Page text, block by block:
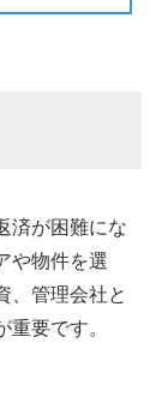
済が困難にな
や物件を選
、管理会社と
要です。